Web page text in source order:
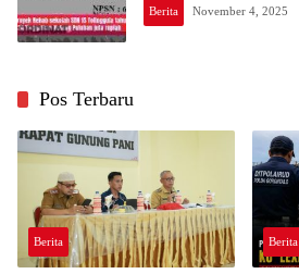
Berita November 4, 2025
Pos Terbaru
Berita Berita